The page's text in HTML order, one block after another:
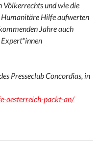
und wie die
Humanitäre Hilfe aufwerten
Jahre auch
Presseclub Concordias, in
oesterreich-packt-an/